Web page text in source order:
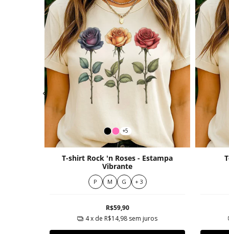
+5
T-shirt Rock 'n Roses - Estampa
Vibrante
P M G + 3
R$59,90
4x de R$14,98 sem juros